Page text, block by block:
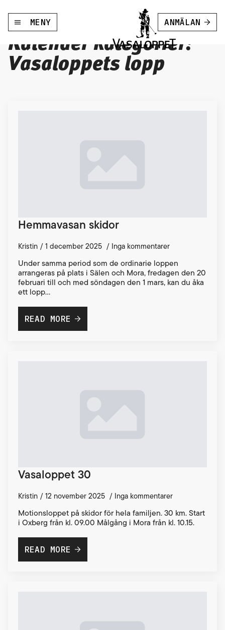
MENY ANMÄLAN
Kalender kategorier:
Vasaloppets lopp
Hemmavasan skidor
Kristin 1 december 2025 Inga kommentarer
Under samma period som de ordinarie loppen
arrangeras på plats i Sälen och Mora, fredagen den 20
februari till och med söndagen den 1 mars, kan du åka
ett lopp…
READ MORE
Vasaloppet 30
Kristin 12 november 2025 Inga kommentarer
Motionsloppet på skidor för hela familjen. 30 km. Start
i Oxberg från kl. 09.00 Målgång i Mora från kl. 10.15.
READ MORE